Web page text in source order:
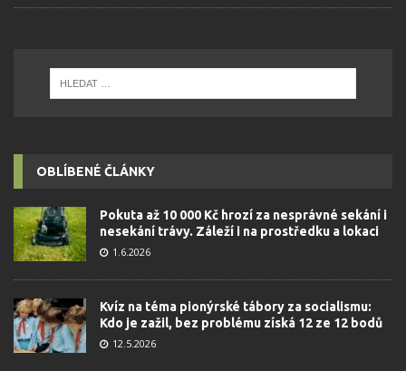
OBLÍBENÉ ČLÁNKY
Pokuta až 10 000 Kč hrozí za nesprávné sekání i
nesekání trávy. Záleží i na prostředku a lokaci
1.6.2026
Kvíz na téma pionýrské tábory za socialismu:
Kdo je zažil, bez problému získá 12 ze 12 bodů
12.5.2026